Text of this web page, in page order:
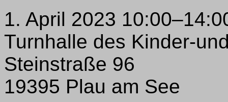
1. April 2023
Turnhalle des Kinder-
Steinstraße 96
19395 Plau am See